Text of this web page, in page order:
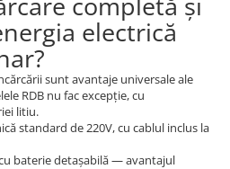
electrică
sunt avantaje universale ale
RDB nu fac excepție, cu
litiu.
standard de 220V, cu cablul inclus la
baterie detașabilă — avantajul